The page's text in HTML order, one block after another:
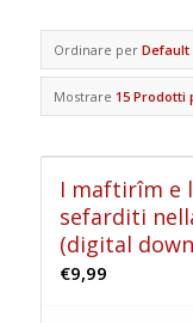
Ordinare per Default
Mostrare 15 Prodotti
I maftirîm e
sefarditi
(digital
€9,99